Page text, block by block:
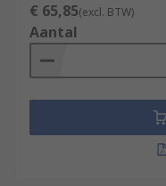
€ 65,85(excl. BTW)
Aantal